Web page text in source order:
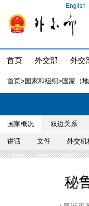
English
首页 外交部 外交
首页>国家和组织>国家（地
国家概况 双边关系
讲话 文件 外交机
秘